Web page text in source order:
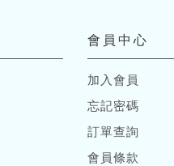
會員中心
加入會員
忘記密碼
訂單查詢
會員條款